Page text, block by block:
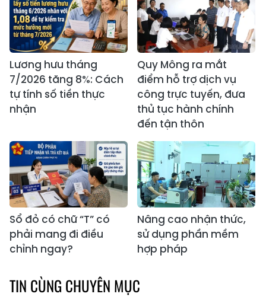
Lương hưu tháng
7/2026 tăng 8%: Cách
tự tính số tiền thực
nhận
Quy Mông ra mắt
điểm hỗ trợ dịch vụ
công trực tuyến, đưa
thủ tục hành chính
đến tận thôn
Sổ đỏ có chữ “T” có
phải mang đi điều
chỉnh ngay?
Nâng cao nhận thức,
sử dụng phần mềm
hợp pháp
TIN CÙNG CHUYÊN MỤC